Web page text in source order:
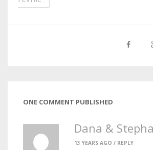
ONE COMMENT PUBLISHED
Dana &
13 YEARS AGO / REPLY